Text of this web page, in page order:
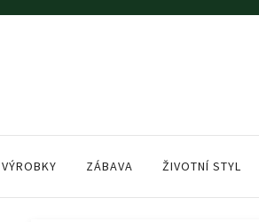
VÝROBKY ZÁBAVA ŽIVOTNÍ STYL